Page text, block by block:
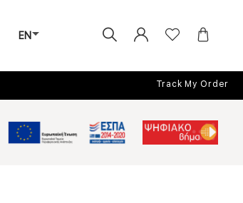
EN
Track My Order